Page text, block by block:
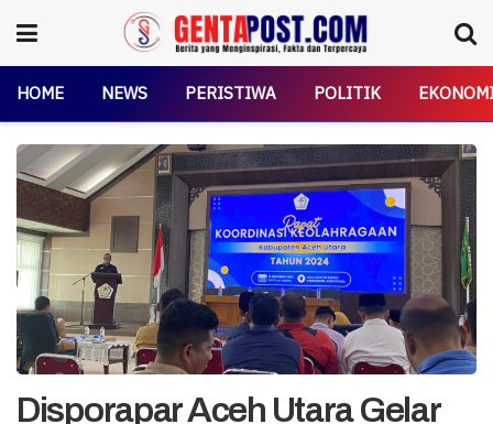
HOME NEWS PERISTIWA POLITIK
Disporapar Aceh Utara Gelar